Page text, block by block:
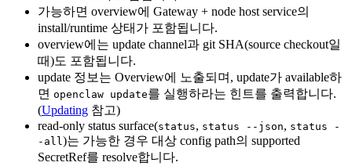
가능하면 overview에 Gateway + node host service의
install/runtime 상태가 포함됩니다.
overview에는 update channel과 git SHA(source checkout일
때)도 포함됩니다.
update 정보는 Overview에 노출되며, update가 available하
면 openclaw update를 실행하라는 힌트를 출력합니다.
(Updating 참고)
read-only status surface(status, status --json, status -
-all)는 가능한 경우 대상 config path의 supported
SecretRef를 resolve합니다.